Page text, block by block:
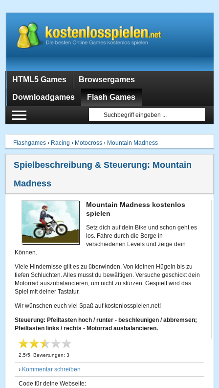
HTML5 Games Browsergames
Downloadgames Flash Games
Flashgames › Racing › Motocross › Mountain Madness
Spielbeschreibung & Steuerung: Mountain
Madness
Mountain Madness kostenlos
spielen
Setz dich auf dein Bike und schon geht es
los. Fahre durch die Berge in
verschiedenen Levels und zeige dein
Können.
Viele Hindernisse gilt es zu überwinden. Von kleinen Hügeln bis zu
tiefen Schluchten. Alles musst du bewältigen. Versuche geschickt dein
Motorrad auszubalancieren, um nicht zu stürzen. Gespielt wird das
Spiel mit deiner Tastatur.
Wir wünschen euch viel Spaß auf kostenlosspielen.net!
Steuerung: Pfeiltasten hoch / runter - beschleunigen / abbremsen;
Pfeiltasten links / rechts - Motorrad ausbalancieren.
2.5/5 , Bewertungen:3
› Kommentar schreiben
Code für deine Webseite: